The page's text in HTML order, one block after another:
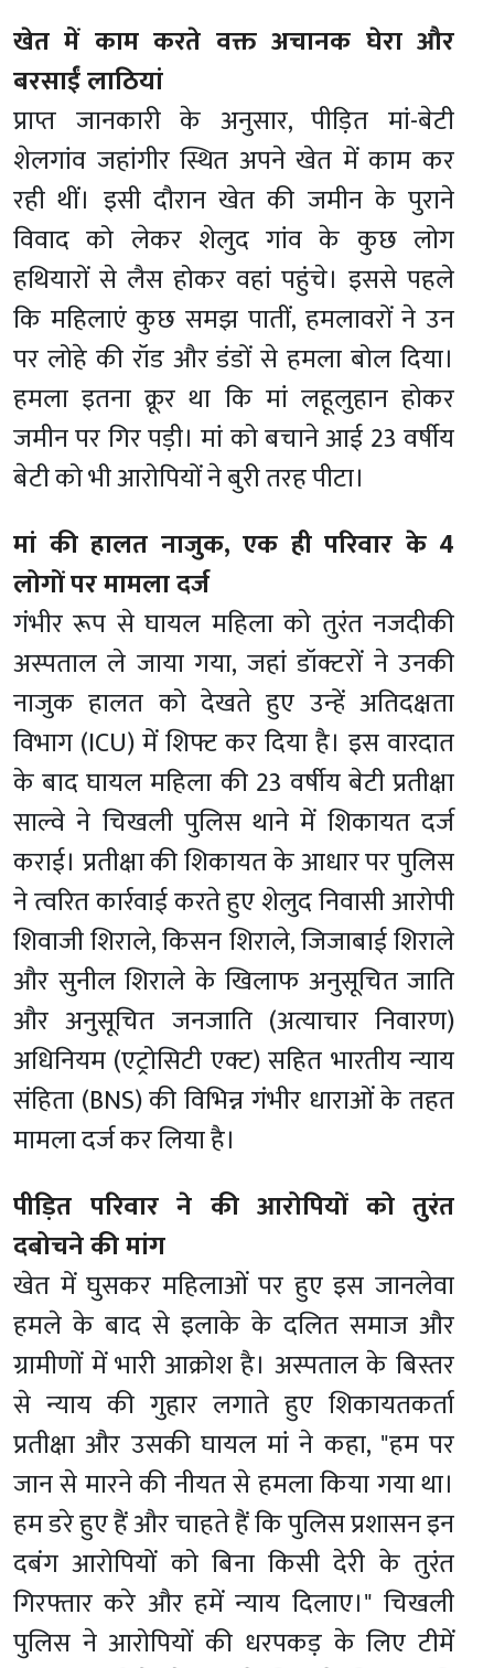
खेत में काम करते वक्त अचानक घेरा और
बरसाईं लाठियां
प्राप्त जानकारी के अनुसार, पीड़ित मां-बेटी
शेलगांव जहांगीर स्थित अपने खेत में काम कर
रही थीं। इसी दौरान खेत की जमीन के पुराने
विवाद को लेकर शेलुद गांव के कुछ लोग
हथियारों से लैस होकर वहां पहुंचे। इससे पहले
कि महिलाएं कुछ समझ पातीं, हमलावरों ने उन
पर लोहे की रॉड और डंडों से हमला बोल दिया।
हमला इतना क्रूर था कि मां लहूलुहान होकर
जमीन पर गिर पड़ी। मां को बचाने आई 23 वर्षीय
बेटी को भी आरोपियों ने बुरी तरह पीटा।
मां की हालत नाजुक, एक ही परिवार के 4
लोगों पर मामला दर्ज
गंभीर रूप से घायल महिला को तुरंत नजदीकी
अस्पताल ले जाया गया, जहां डॉक्टरों ने उनकी
नाजुक हालत को देखते हुए उन्हें अतिदक्षता
विभाग (ICU) में शिफ्ट कर दिया है। इस वारदात
के बाद घायल महिला की 23 वर्षीय बेटी प्रतीक्षा
साल्वे ने चिखली पुलिस थाने में शिकायत दर्ज
कराई। प्रतीक्षा की शिकायत के आधार पर पुलिस
ने त्वरित कार्रवाई करते हुए शेलुद निवासी आरोपी
शिवाजी शिराले, किसन शिराले, जिजाबाई शिराले
और सुनील शिराले के खिलाफ अनुसूचित जाति
और अनुसूचित जनजाति (अत्याचार निवारण)
अधिनियम (एट्रोसिटी एक्ट) सहित भारतीय न्याय
संहिता (BNS) की विभिन्न गंभीर धाराओं के तहत
मामला दर्ज कर लिया है।
पीड़ित परिवार ने की आरोपियों को तुरंत
दबोचने की मांग
खेत में घुसकर महिलाओं पर हुए इस जानलेवा
हमले के बाद से इलाके के दलित समाज और
ग्रामीणों में भारी आक्रोश है। अस्पताल के बिस्तर
से न्याय की गुहार लगाते हुए शिकायतकर्ता
प्रतीक्षा और उसकी घायल मां ने कहा, "हम पर
जान से मारने की नीयत से हमला किया गया था।
हम डरे हुए हैं और चाहते हैं कि पुलिस प्रशासन इन
दबंग आरोपियों को बिना किसी देरी के तुरंत
गिरफ्तार करे और हमें न्याय दिलाए।" चिखली
पुलिस ने आरोपियों की धरपकड़ के लिए टीमें